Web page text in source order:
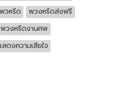
วหรีด
พวงหรีดส่งฟรี
พวงหรีดงานศพ
ดงความเสียใจ